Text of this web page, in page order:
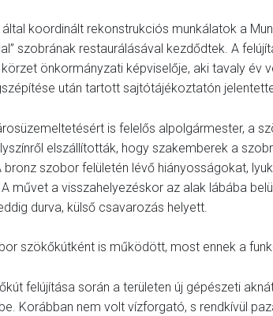
koordinált rekonstrukciós munkálatok a
szobrának restaurálásával kezdődtek. A
önkormányzati képviselője, aki tavaly év
után tartott sajtótájékoztatón
is felelős alpolgármester, a
elszállították, hogy szakemberek a
bronz szobor felületén lévő hiányosságokat,
művet a visszahelyezéskor az alak lábába
durva, külső csavarozás helyett.
szökőkútként is működött, most ennek a
felújítása során a területen új gépészeti
Korábban nem volt vízforgató, s rendkívül